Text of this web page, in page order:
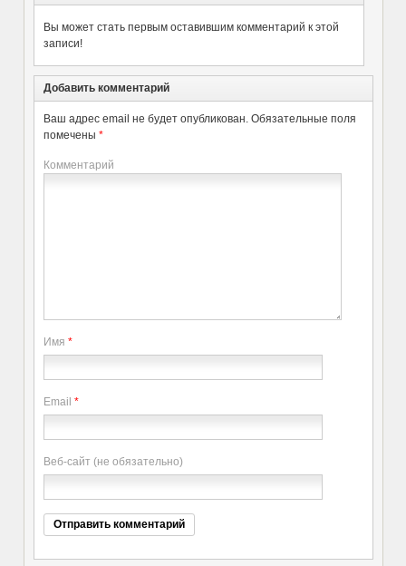
Вы может стать первым оставившим комментарий к этой
записи!
Добавить комментарий
Ваш адрес email не будет опубликован. Обязательные поля
помечены *
Комментарий
Имя *
Email *
Веб-сайт (не обязательно)